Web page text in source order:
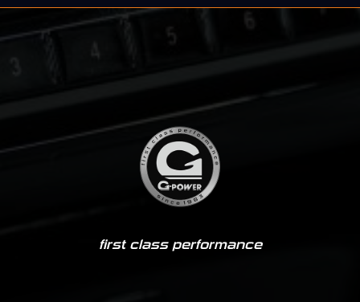
first class performance